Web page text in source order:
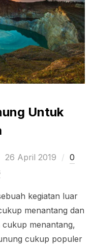
Untuk
Posted
26 April 2019
0
kegiatan luar
menantang dan
cukup menantang,
cukup populer